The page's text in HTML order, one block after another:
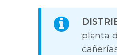
planta